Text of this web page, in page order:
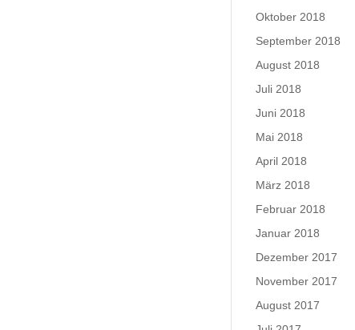
Oktober 2018
September 2018
August 2018
Juli 2018
Juni 2018
Mai 2018
April 2018
März 2018
Februar 2018
Januar 2018
Dezember 2017
November 2017
August 2017